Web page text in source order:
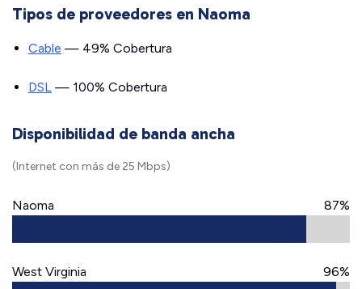
Tipos de proveedores en Naoma
Cable — 49% Cobertura
DSL — 100% Cobertura
Disponibilidad de banda ancha
(Internet con más de 25 Mbps)
Naoma 87%
West Virginia 96%